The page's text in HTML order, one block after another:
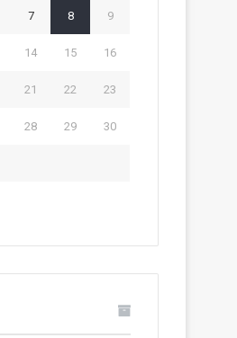
7 8 9
14 15 16
21 22 23
28 29 30